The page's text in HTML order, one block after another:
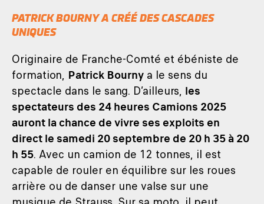
PATRICK BOURNY A CRÉÉ DES CASCADES
UNIQUES
Originaire de Franche-Comté et ébéniste de
formation, Patrick Bourny a le sens du
spectacle dans le sang. D’ailleurs, les
spectateurs des 24 heures Camions 2025
auront la chance de vivre ses exploits en
direct le samedi 20 septembre de 20 h 35 à 20
h 55. Avec un camion de 12 tonnes, il est
capable de rouler en équilibre sur les roues
arrière ou de danser une valse sur une